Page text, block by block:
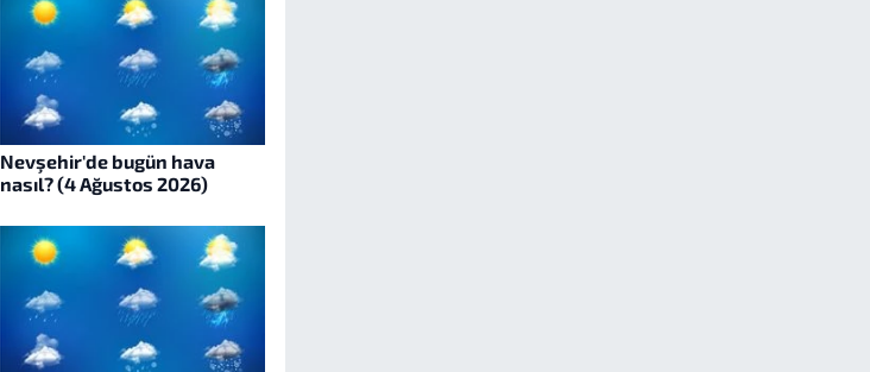
Nevşehir'de bugün hava
nasıl? (4 Ağustos 2026)